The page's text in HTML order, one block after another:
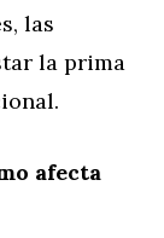
las
la prima
afecta